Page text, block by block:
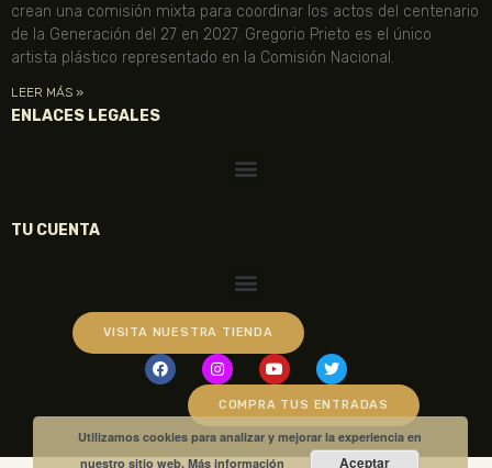
crean una comisión mixta para coordinar los actos del centenario
de la Generación del 27 en 2027. Gregorio Prieto es el único
artista plástico representado en la Comisión Nacional.
LEER MÁS »
ENLACES LEGALES
TU CUENTA
VISITA NUESTRA TIENDA
COMPRA TUS ENTRADAS
Utilizamos cookies para analizar y mejorar la experiencia en
nuestro sitio web.Más información Aceptar